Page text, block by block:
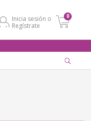
Inicia sesión o
Regístrate
0